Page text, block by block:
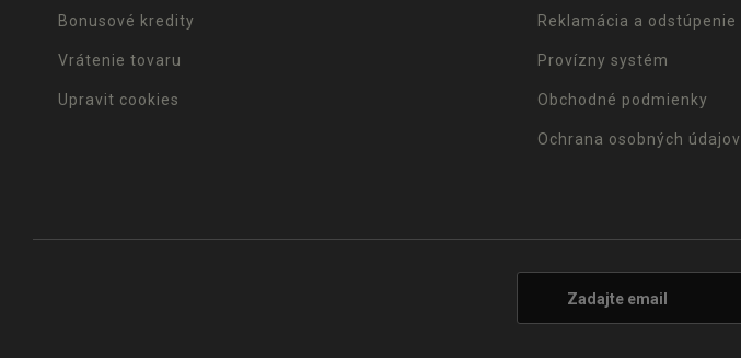
Bonusové kredity
Vrátenie tovaru
Upravit cookies
Reklamácia a odstúpenie
Provízny systém
Obchodné podmienky
Ochrana osobných údajov